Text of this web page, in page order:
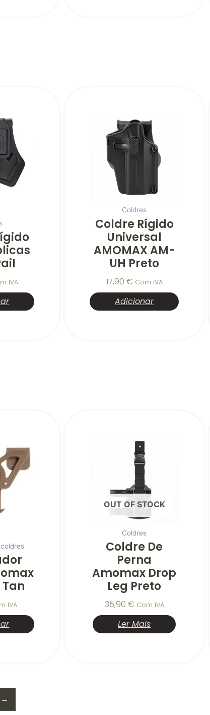
IVA
Coldres
Coldre Rígido
Universal
AMOMAX AM-
UH Preto
17,90 € Com IVA
Adicionar
IVA
OUT OF STOCK
Coldres
Coldre De
Perna
Amomax Drop
Leg Preto
35,90 € Com IVA
Ler Mais
→